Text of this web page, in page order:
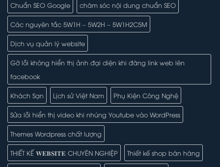
Chuẩn SEO Google chăm sóc nội dung chuẩn SEO
Các nguyên tắc 5W1H – 5W2H – 5W1H2C5M
Dịch vụ quản lý website
Gỡ lỗi không hiển thị ảnh đại diện khi đăng link web lên
facebook
Khách Sạn Lịch sử Việt Nam Phụ Kiện Công Nghệ
Sửa lỗi hiển thị video khi nhúng Youtube vào WordPress
Themes Wordpress chất lượng
THIẾT KẾ 𝐖𝐄𝐁𝐒𝐈𝐓𝐄 CHUYÊN NGHIỆP Thiết kế shop bán hàng